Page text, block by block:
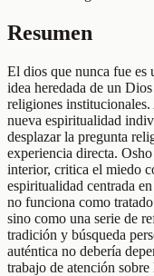
Resumen
El dios que nunca fue es
idea heredada de un
religiones
nueva espiritualidad
desplazar la pregunta
experiencia directa.
interior, critica el miedo
espiritualidad centrada
no funciona como
sino como una serie de
tradición y búsqueda
auténtica no debería
trabajo de atención